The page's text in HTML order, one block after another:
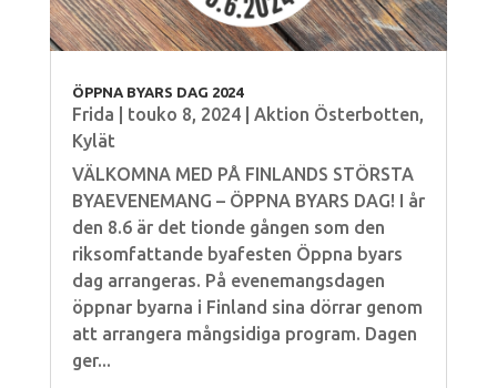
ÖPPNA BYARS DAG 2024
Frida touko 8, 2024| Aktion Österbotten,
Kylät
VÄLKOMNA MED PÅ FINLANDS STÖRSTA
BYAEVENEMANG – ÖPPNA BYARS DAG! I år
den 8.6 är det tionde gången som den
riksomfattande byafesten Öppna byars
dag arrangeras. På evenemangsdagen
öppnar byarna i Finland sina dörrar genom
att arrangera mångsidiga program. Dagen
ger...